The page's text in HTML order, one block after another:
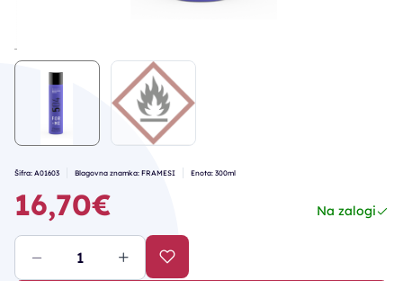
Šifra: A01603 Blagovna znamka: FRAMESI Enota: 300ml
16,70€ Na zalogi